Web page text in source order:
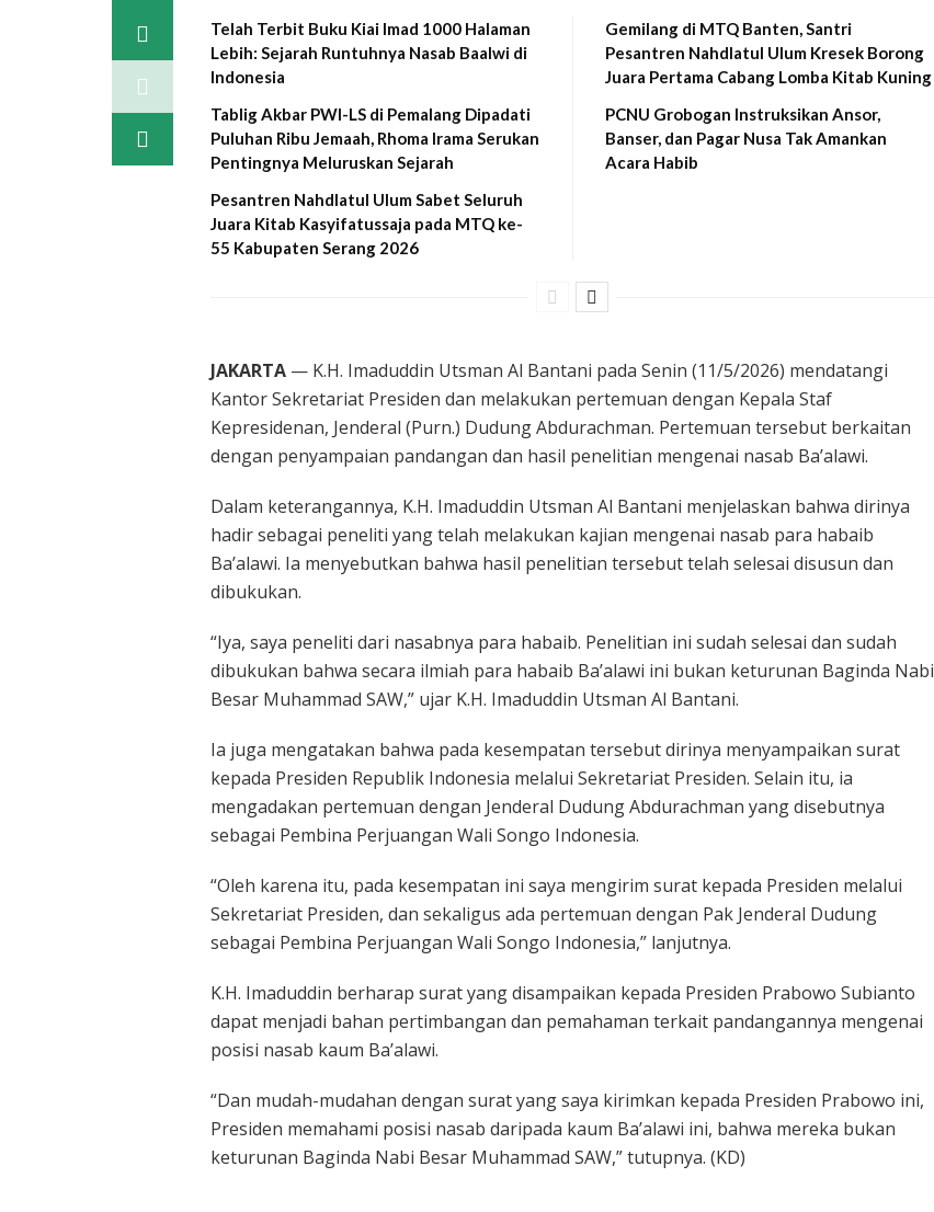
Telah Terbit Buku Kiai Imad 1000 Halaman
Lebih: Sejarah Runtuhnya Nasab Baalwi di
Indonesia
Tablig Akbar PWI-LS di Pemalang Dipadati
Puluhan Ribu Jemaah, Rhoma Irama Serukan
Pentingnya Meluruskan Sejarah
Pesantren Nahdlatul Ulum Sabet Seluruh
Juara Kitab Kasyifatussaja pada MTQ ke-
55 Kabupaten Serang 2026
Gemilang di MTQ Banten, Santri
Pesantren Nahdlatul Ulum Kresek Borong
Juara Pertama Cabang Lomba Kitab Kuning
PCNU Grobogan Instruksikan Ansor,
Banser, dan Pagar Nusa Tak Amankan
Acara Habib
JAKARTA — K.H. Imaduddin Utsman Al Bantani pada Senin (11/5/2026) mendatangi
Kantor Sekretariat Presiden dan melakukan pertemuan dengan Kepala Staf
Kepresidenan, Jenderal (Purn.) Dudung Abdurachman. Pertemuan tersebut berkaitan
dengan penyampaian pandangan dan hasil penelitian mengenai nasab Ba’alawi.
Dalam keterangannya, K.H. Imaduddin Utsman Al Bantani menjelaskan bahwa dirinya
hadir sebagai peneliti yang telah melakukan kajian mengenai nasab para habaib
Ba’alawi. Ia menyebutkan bahwa hasil penelitian tersebut telah selesai disusun dan
dibukukan.
“Iya, saya peneliti dari nasabnya para habaib. Penelitian ini sudah selesai dan sudah
dibukukan bahwa secara ilmiah para habaib Ba’alawi ini bukan keturunan Baginda Nabi
Besar Muhammad SAW,” ujar K.H. Imaduddin Utsman Al Bantani.
Ia juga mengatakan bahwa pada kesempatan tersebut dirinya menyampaikan surat
kepada Presiden Republik Indonesia melalui Sekretariat Presiden. Selain itu, ia
mengadakan pertemuan dengan Jenderal Dudung Abdurachman yang disebutnya
sebagai Pembina Perjuangan Wali Songo Indonesia.
“Oleh karena itu, pada kesempatan ini saya mengirim surat kepada Presiden melalui
Sekretariat Presiden, dan sekaligus ada pertemuan dengan Pak Jenderal Dudung
sebagai Pembina Perjuangan Wali Songo Indonesia,” lanjutnya.
K.H. Imaduddin berharap surat yang disampaikan kepada Presiden Prabowo Subianto
dapat menjadi bahan pertimbangan dan pemahaman terkait pandangannya mengenai
posisi nasab kaum Ba’alawi.
“Dan mudah-mudahan dengan surat yang saya kirimkan kepada Presiden Prabowo ini,
Presiden memahami posisi nasab daripada kaum Ba’alawi ini, bahwa mereka bukan
keturunan Baginda Nabi Besar Muhammad SAW,” tutupnya. (KD)